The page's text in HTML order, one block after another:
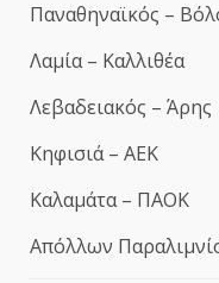
Παναθηναϊκός –
Λαμία – Καλλιθέα
Λεβαδειακός – Άρης
Κηφισιά – ΑΕΚ
Καλαμάτα – ΠΑΟΚ
Απόλλων